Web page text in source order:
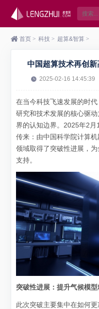
首页 > 科技 > 超算&智算 >
中国超算技术再创
2025-02-16 14:45:39
在当今科技飞速发展的时
研究和技术发展的核心驱
界的认知边界。2025年2
传来：由中国科学院计算
领域取得了突破性进展，
支持。
突破性进展：提升气候模
此次突破主要集中在如何